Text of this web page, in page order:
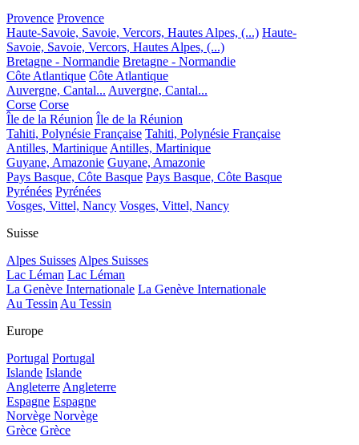
Provence Provence
Haute-Savoie, Savoie, Vercors, Hautes Alpes, (...) Haute-
Savoie, Savoie, Vercors, Hautes Alpes, (...)
Bretagne - Normandie Bretagne - Normandie
Côte Atlantique Côte Atlantique
Auvergne, Cantal... Auvergne, Cantal...
Corse Corse
Île de la Réunion Île de la Réunion
Tahiti, Polynésie Française Tahiti, Polynésie Française
Antilles, Martinique Antilles, Martinique
Guyane, Amazonie Guyane, Amazonie
Pays Basque, Côte Basque Pays Basque, Côte Basque
Pyrénées Pyrénées
Vosges, Vittel, Nancy Vosges, Vittel, Nancy
Suisse
Alpes Suisses Alpes Suisses
Lac Léman Lac Léman
La Genève Internationale La Genève Internationale
Au Tessin Au Tessin
Europe
Portugal Portugal
Islande Islande
Angleterre Angleterre
Espagne Espagne
Norvège Norvège
Grèce Grèce